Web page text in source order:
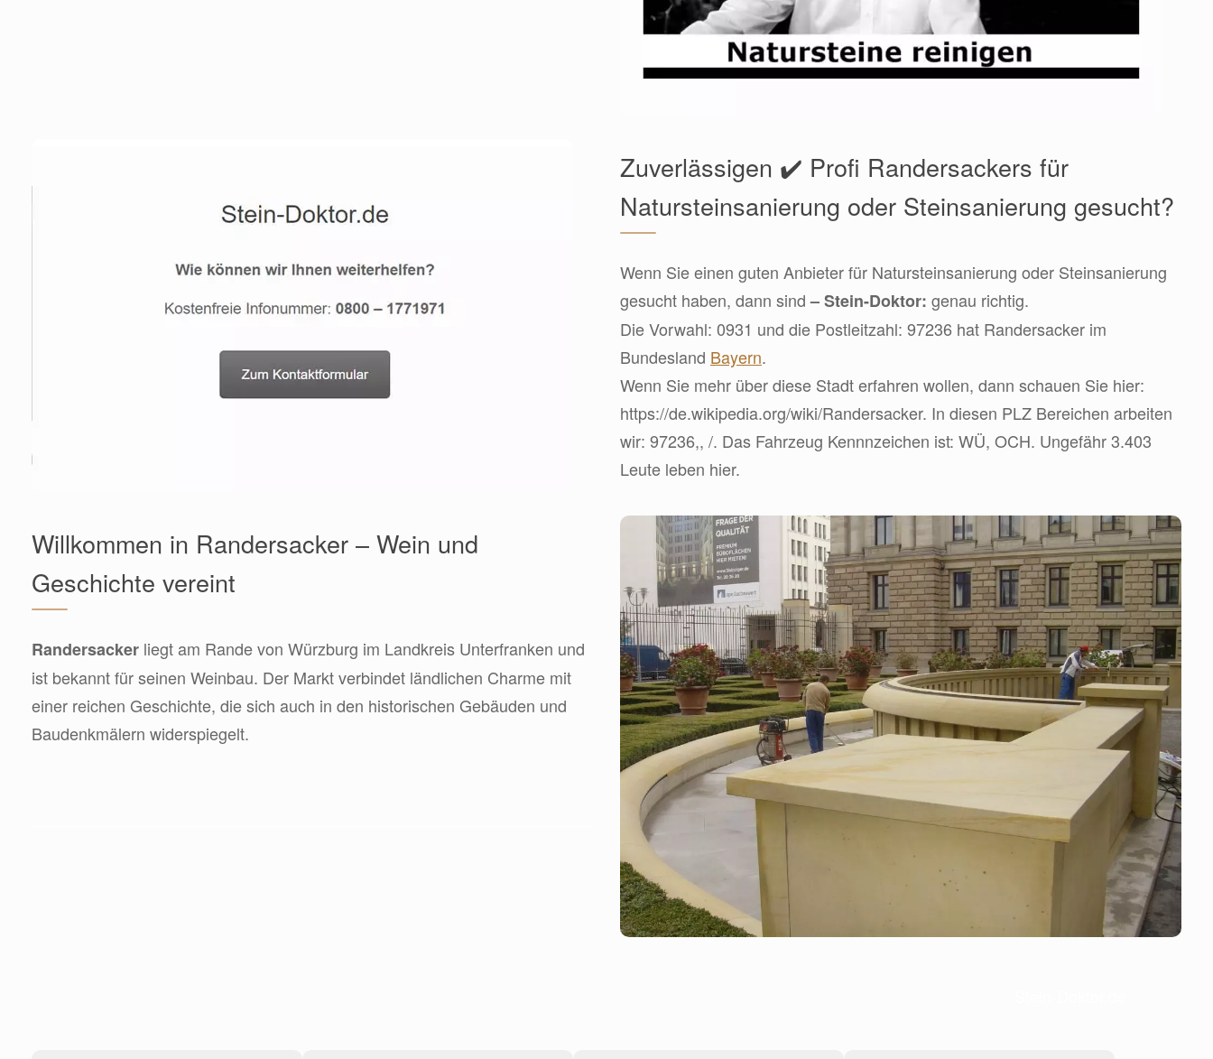
Zuverlässigen ✔️ Profi Randersackers für
Natursteinsanierung oder Steinsanierung gesucht?
Wenn Sie einen guten Anbieter für Natursteinsanierung oder Steinsanierung
gesucht haben, dann sind– Stein-Doktor: genau richtig.
Die Vorwahl: 0931 und die Postleitzahl: 97236 hat Randersacker im
Bundesland Bayern.
Wenn Sie mehr über diese Stadt erfahren wollen, dann schauen Sie hier:
https://de.wikipedia.org/wiki/Randersacker. In diesen PLZ Bereichen arbeiten
wir: 97236,, /. Das Fahrzeug Kennnzeichen ist: WÜ, OCH. Ungefähr 3.403
Leute leben hier.
Willkommen in Randersacker – Wein und
Geschichte vereint
Randersacker liegt am Rande von Würzburg im Landkreis Unterfranken und
ist bekannt für seinen Weinbau. Der Markt verbindet ländlichen Charme mit
einer reichen Geschichte, die sich auch in den historischen Gebäuden und
Baudenkmälern widerspiegelt.